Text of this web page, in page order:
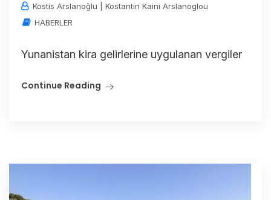
Kostis Arslanoğlu | Kostantin Kaini Arslanoglou
HABERLER
Yunanistan kira gelirlerine uygulanan vergiler
Continue Reading